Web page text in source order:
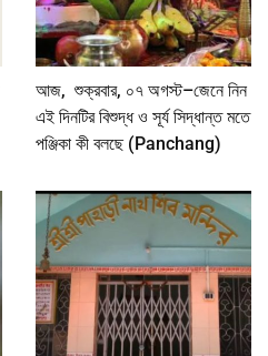
আজ, শুক্রবার, ০৭ অগস্ট–জেনে নিন
এই দিনটির বিশুদ্ধ ও সূর্য সিদ্ধান্ত মতে
পঞ্জিকা কী বলছে (Panchang)